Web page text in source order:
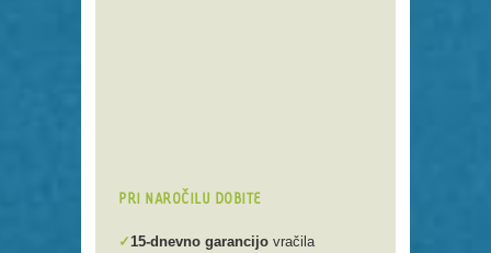
PRI NAROČILU DOBITE
✓15-dnevno garancijo vračila